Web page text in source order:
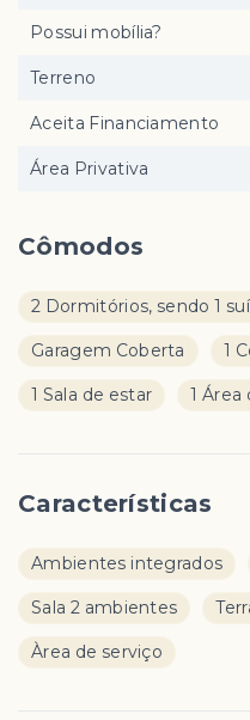
Cômodos
2 Dormitórios, sendo 1
Garagem Coberta 1
1 Sala de estar 1 Área
Características
Ambientes integrados
Sala 2 ambientes
Àrea de serviço
Possui mobília?
Terreno
Aceita Financiamento
Área Privativa